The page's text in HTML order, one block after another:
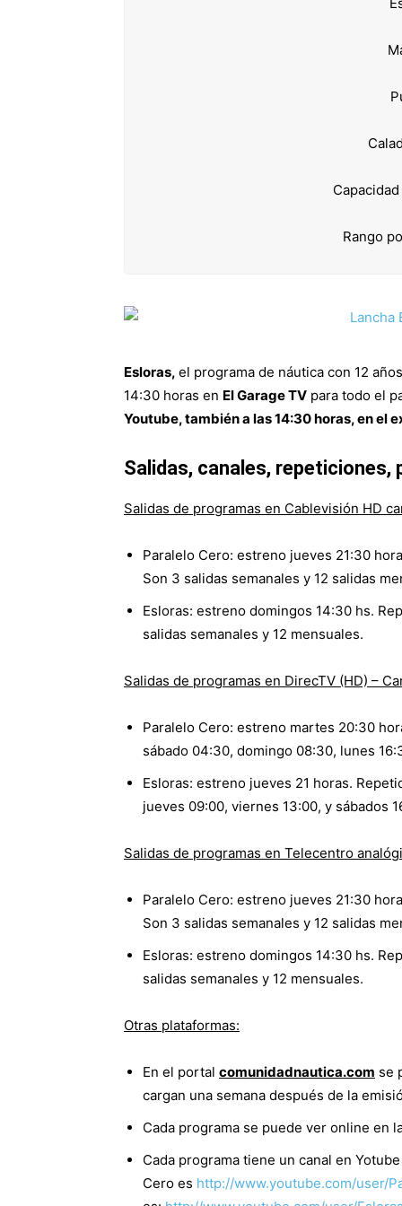
Rango
Esloras, el programa de náutica con 12
14:30 horas en El Garage TV para todo el
Youtube, también a las 14:30 horas, en el
Salidas, canales,
Salidas de programas en Cablevisión HD
Paralelo Cero: estreno jueves 21:30
Son 3 salidas semanales y 12 salidas
Esloras: estreno domingos 14:30 hs.
salidas semanales y 12 mensuales.
Salidas de programas en DirecTV (HD) –
Paralelo Cero: estreno martes 20:30
sábado 04:30, domingo 08:30, lunes
Esloras: estreno jueves 21 horas.
jueves 09:00, viernes 13:00, y sábados
Salidas de programas en Telecentro
Paralelo Cero: estreno jueves 21:30
Son 3 salidas semanales y 12 salidas
Esloras: estreno domingos 14:30 hs.
salidas semanales y 12 mensuales.
Otras plataformas:
En el portal comunidadnautica.com se
cargan una semana después de la
Cada programa se puede ver online en
Cada programa tiene un canal en
Cero es http://www.youtube.com/user/